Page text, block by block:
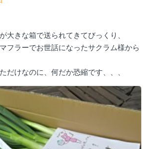
大きな箱で送られてきてびっくり、
フラーでお世話になったサクラム様から
だけなのに、何だか恐縮です、、、